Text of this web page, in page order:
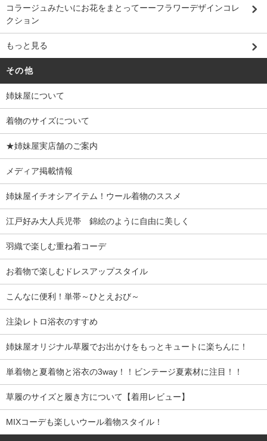
コラージュみたいにお花をまとってーーフラワーデザインコレ
クション
もっと見る
その他
姉妹屋について
着物のサイズについて
★姉妹屋実店舗のご案内
メディア掲載情報
姉妹屋イチオシアイテム！ウール着物のススメ
江戸好み大人兵児帯 錦絵のように自由に美しく
羽織で楽しむ重ね着コーデ
お着物で楽しむドレスアップスタイル
こんなに便利！単帯～ひとえおび～
注染レトロ浴衣のすすめ
姉妹屋オリジナル草履でお出かけをもっとキュートに楽ちんに！
単着物と夏着物と浴衣の3way！！ビンテージ夏素材に注目！！
草履のサイズと履き方について【着用レビュー】
MIXコーデも楽しいウール着物スタイル！